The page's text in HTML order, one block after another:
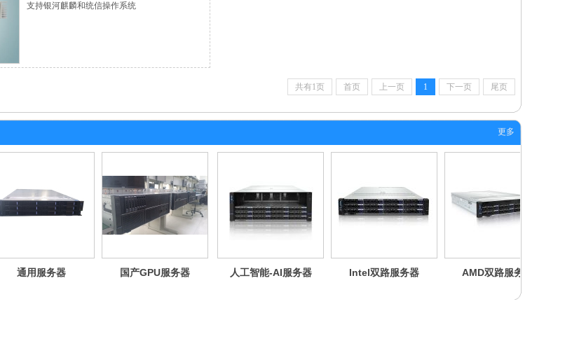
支持银河麒麟和统信操作系统
共有1页 首页 上一页 1 下一页 尾页
更多
通用服务器 国产GPU服务器 人工智能-AI服务器 Intel双路服务器 AMD双路服务器